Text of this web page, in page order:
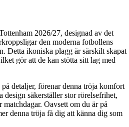
2026/27, designad av det
den moderna fotbollens
Detta ikoniska plagg är särskilt skapat
gör att de kan stötta sitt lag med
detaljer, förenar denna tröja komfort
design säkerställer stor rörelsefrihet,
Oavsett om du är på
denna tröja få dig att känna dig som